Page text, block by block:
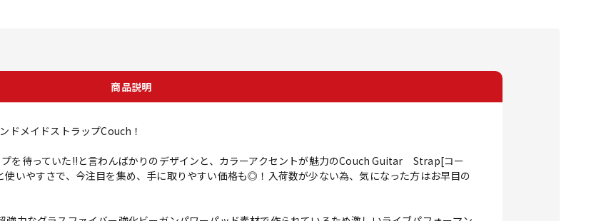
商品説明
ドメイドストラップCouch！
を待っていた!!と言わんばかりのデザインと、カラーアクセントが魅力のCouch Guitar Strap[コー
いやすさで、今注目を集め、手に取りやすい価格も◎！入荷数が少ない為、気になった方はお早目の